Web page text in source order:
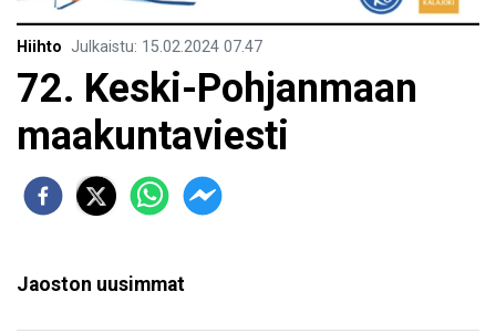
Hiihto Julkaistu: 15.02.2024 07.47
72. Keski-Pohjanmaan
maakuntaviesti
Jaoston uusimmat